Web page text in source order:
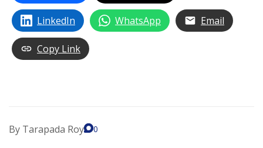
LinkedIn WhatsApp Email
Copy Link
By Tarapada Roy 0